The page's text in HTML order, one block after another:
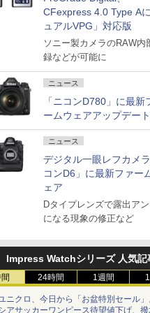
CFexpress 4.0 Type A
ュアルVPG」対応版
ソニー製カメラのRAW内
録などが可能に
ニュース
「ニコンD780」に最新
ームウェアアップデート
ニュース
デジタル一眼レフカメ
コンD6」に最新ファー
ェア
Dタイプレンズで露出ア
になる現象の修正など
Impress Watchシリーズ 人気記
24時間 1週間
ニクロ、今日から「お盆特別セール
アサッカーワンピース待望値下げ、撥